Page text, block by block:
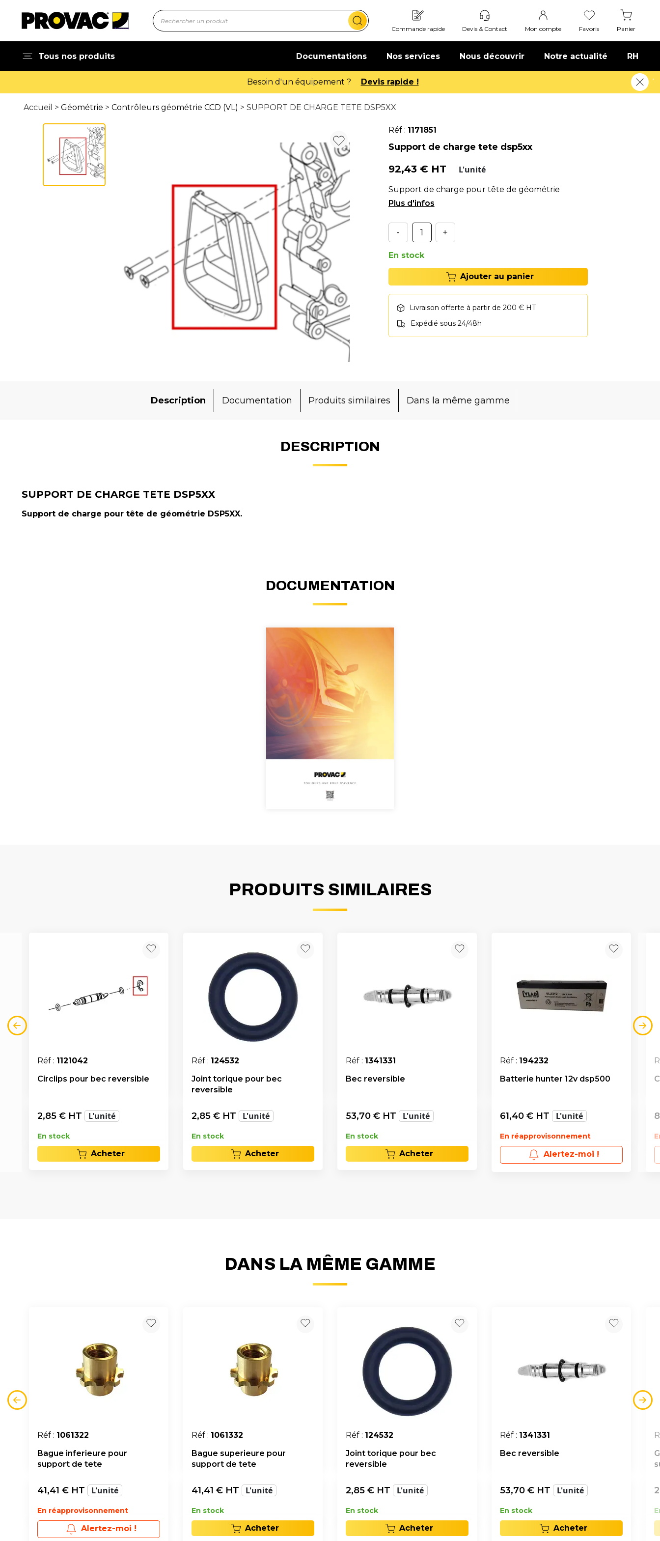
Commande rapide Devis & Contact Mon compte Favoris Panier
Tous nos produits Documentations Nos services Nous découvrir Notre actualité RH
Offre de bienvenue : 20€ offerts !
Accueil > Géométrie > Contrôleurs géométrie CCD (VL) > SUPPORT DE CHARGE TETE DSP5XX
Réf : 1171851
Support de charge tete dsp5xx
92,43 € HT L'unité
Support de charge pour tête de géométrie
DSP5XX.
- +
En stock
Ajouter au panier
Livraison offerte à partir de 200 € HT
Expédié sous 24/48h
Description Documentation Produits similaires Dans la même gamme
DESCRIPTION
SUPPORT DE CHARGE TETE DSP5XX
Support de charge pour tête de géométrie DSP5XX.
DOCUMENTATION
PRODUITS SIMILAIRES
Réf : 1121042
Circlips pour bec reversible
2,85 € HT L'unité
En stock
Acheter
Réf : 124532
Joint torique pour bec
reversible
2,85 € HT L'unité
En stock
Acheter
Réf : 1341331
Bec reversible
53,70 € HT L'unité
En stock
Acheter
Réf : 194232
Batterie hunter 12v dsp500
61,40 € HT L'unité
En réapprovisonnement
Alertez-moi !
DANS LA MÊME GAMME
Réf : 1061322
Bague inferieure pour
support de tete
41,41 € HT L'unité
En réapprovisonnement
Alertez-moi !
Réf : 1061332
Bague superieure pour
support de tete
41,41 € HT L'unité
En stock
Acheter
Réf : 124532
Joint torique pour bec
reversible
2,85 € HT L'unité
En stock
Acheter
Réf : 1341331
Bec reversible
53,70 € HT L'unité
En stock
Acheter